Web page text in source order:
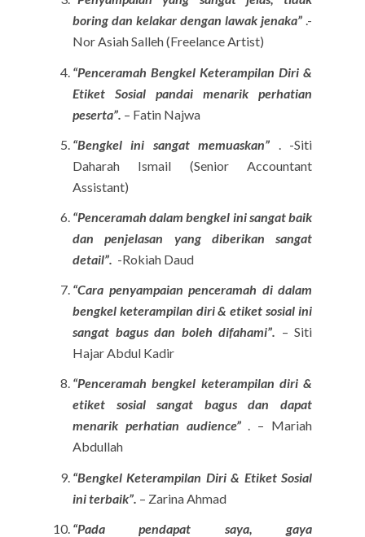
boring dan kelakar dengan lawak jenaka” .-
Nor Asiah Salleh (Freelance Artist)
“Penceramah Bengkel Keterampilan Diri &
Etiket Sosial pandai menarik perhatian
peserta”. – Fatin Najwa
“Bengkel ini sangat memuaskan” . -Siti
Daharah Ismail (Senior Accountant
Assistant)
“Penceramah dalam bengkel ini sangat baik
dan penjelasan yang diberikan sangat
detail”. -Rokiah Daud
“Cara penyampaian penceramah di dalam
bengkel keterampilan diri & etiket sosial ini
sangat bagus dan boleh difahami”. – Siti
Hajar Abdul Kadir
“Penceramah bengkel keterampilan diri &
etiket sosial sangat bagus dan dapat
menarik perhatian audience”. – Mariah
Abdullah
“Bengkel Keterampilan Diri & Etiket Sosial
ini terbaik”. – Zarina Ahmad
“Pada pendapat saya, gaya